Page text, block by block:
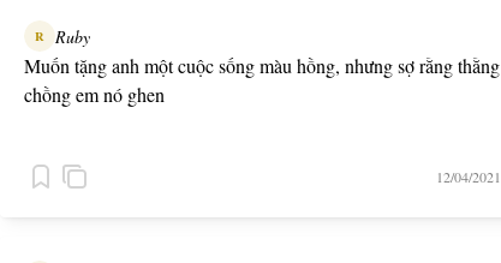
R Ruby
Muốn tặng anh một cuộc sống màu hồng, nhưng sợ rằng thằng
chồng em nó ghen
12/04/2021